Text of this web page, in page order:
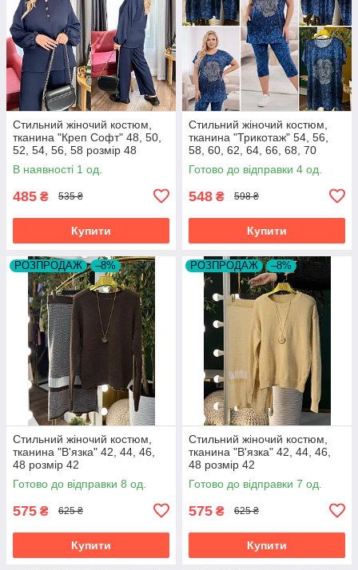
Стильний жіночий костюм,
тканина "Креп Софт" 48, 50,
52, 54, 56, 58 розмір 48
В наявності 1 од.
485 ₴ 535 ₴
Купити
Стильний жіночий костюм,
тканина "Трикотаж" 54, 56,
58, 60, 62, 64, 66, 68, 70
розмір 54
Готово до відправки 4 од.
548 ₴ 598 ₴
Купити
РОЗПРОДАЖ –8%
Стильний жіночий костюм,
тканина "В'язка" 42, 44, 46,
48 розмір 42
Готово до відправки 8 од.
575 ₴ 625 ₴
Купити
РОЗПРОДАЖ –8%
Стильний жіночий костюм,
тканина "В'язка" 42, 44, 46,
48 розмір 42
Готово до відправки 7 од.
575 ₴ 625 ₴
Купити